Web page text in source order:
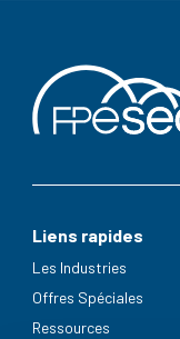
Liens rapides
Les Industries
Offres Spéciales
Ressources